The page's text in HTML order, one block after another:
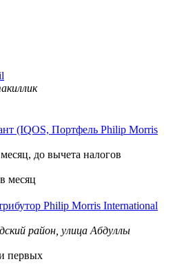
(IQOS, Портфель Philip Morris
до вычета налогов
месяц
Philip Morris International
район, улица Абдуллы
первых